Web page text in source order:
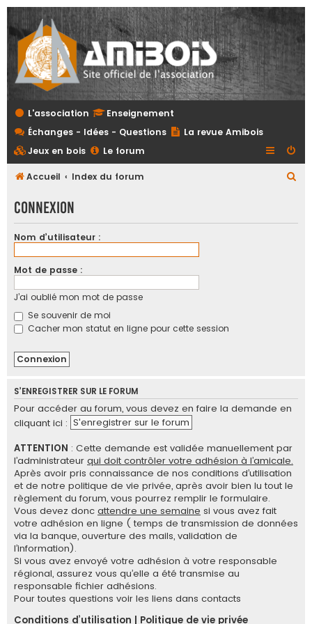
L'association
Enseignement
Échanges - Idées - Questions
La revue Amibois
Jeux en bois
Le forum
Accueil Index du forum
Connexion
Nom d’utilisateur :
Mot de passe :
J’ai oublié mon mot de passe
Se souvenir de moi
Cacher mon statut en ligne pour cette session
S’ENREGISTRER SUR LE FORUM
Pour accéder au forum, vous devez en faire la demande en
cliquant ici : S'enregistrer sur le forum
ATTENTION : Cette demande est validée manuellement par
l’administrateur qui doit contrôler votre adhésion à l’amicale.
Après avoir pris connaissance de nos conditions d’utilisation
et de notre politique de vie privée, après avoir bien lu tout le
règlement du forum, vous pourrez remplir le formulaire.
Vous devez donc attendre une semaine si vous avez fait
votre adhésion en ligne ( temps de transmission de données
via la banque, ouverture des mails, validation de
l’information).
Si vous avez envoyé votre adhésion à votre responsable
régional, assurez vous qu’elle a été transmise au
responsable fichier adhésions.
Pour toutes questions voir les liens dans contacts
Conditions d’utilisation
Politique de vie privée